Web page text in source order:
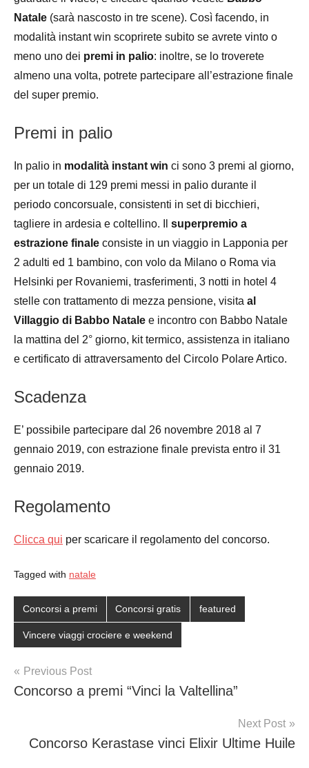
Natale (sarà nascosto in tre scene). Così facendo, in
modalità instant win scoprirete subito se avrete vinto o
meno uno dei premi in palio: inoltre, se lo troverete
almeno una volta, potrete partecipare all’estrazione finale
del super premio.
Premi in palio
In palio in modalità instant win ci sono 3 premi al giorno,
per un totale di 129 premi messi in palio durante il
periodo concorsuale, consistenti in set di bicchieri,
tagliere in ardesia e coltellino. Il superpremio a
estrazione finale consiste in un viaggio in Lapponia per
2 adulti ed 1 bambino, con volo da Milano o Roma via
Helsinki per Rovaniemi, trasferimenti, 3 notti in hotel 4
stelle con trattamento di mezza pensione, visita al
Villaggio di Babbo Natale e incontro con Babbo Natale
la mattina del 2° giorno, kit termico, assistenza in italiano
e certificato di attraversamento del Circolo Polare Artico.
Scadenza
E’ possibile partecipare dal 26 novembre 2018 al 7
gennaio 2019, con estrazione finale prevista entro il 31
gennaio 2019.
Regolamento
Clicca qui per scaricare il regolamento del concorso.
Tagged with natale
Concorsi a premi Concorsi gratis featured
Vincere viaggi crociere e weekend
Post
navigation
Previous Post
Concorso a premi “Vinci la Valtellina”
Next Post
Concorso Kerastase vinci Elixir Ultime Huile